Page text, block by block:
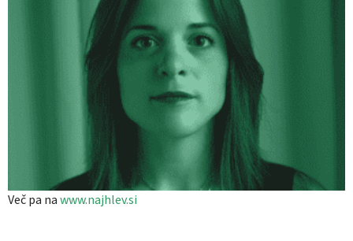
Več pa nawww.najhlev.si